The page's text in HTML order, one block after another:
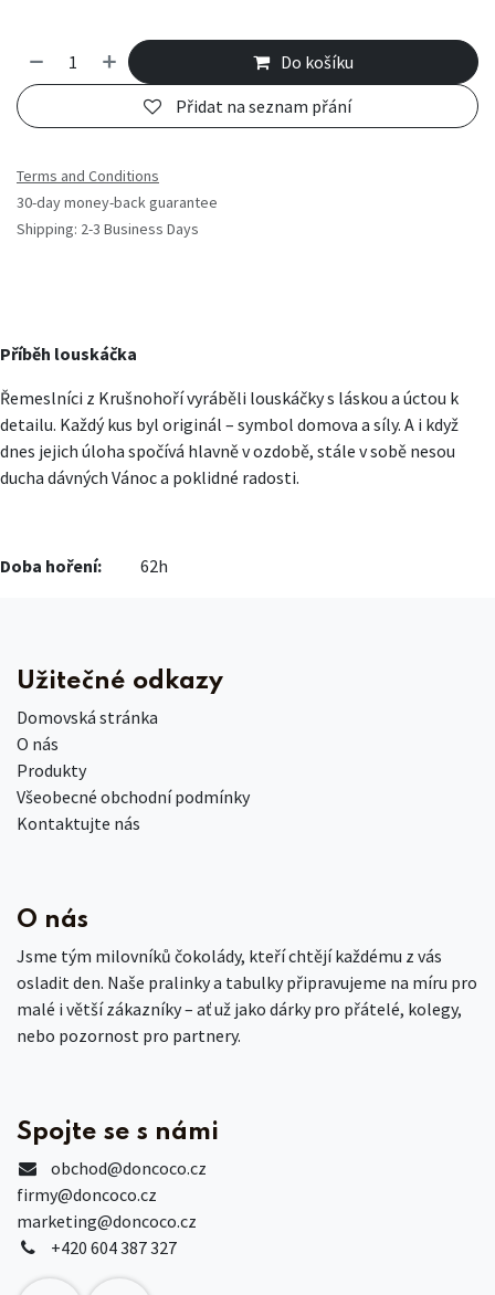
Do košíku
Přidat na seznam přání
Terms and Conditions
30-day money-back guarantee
Shipping: 2-3 Business Days
Příběh louskáčka
Řemeslníci z Krušnohoří vyráběli louskáčky s láskou a úctou k
detailu. Každý kus byl originál – symbol domova a síly. A i když
dnes jejich úloha spočívá hlavně v ozdobě, stále v sobě nesou
ducha dávných Vánoc a poklidné radosti.
Doba hoření: 62h
Užitečné odkazy
Domovská stránka
O nás
Produkty
Všeobecné obchodní podmínky
Kontaktujte nás
O nás
Jsme tým milovníků čokolády, kteří chtějí každému z vás
osladit den. Naše pralinky a tabulky připravujeme na míru pro
malé i větší zákazníky – ať už jako dárky pro přátelé, kolegy,
nebo pozornost pro partnery.
Spojte se s námi
obchod@doncoco.cz
firmy@doncoco.cz
marketing@doncoco.cz
+420 604 387 327